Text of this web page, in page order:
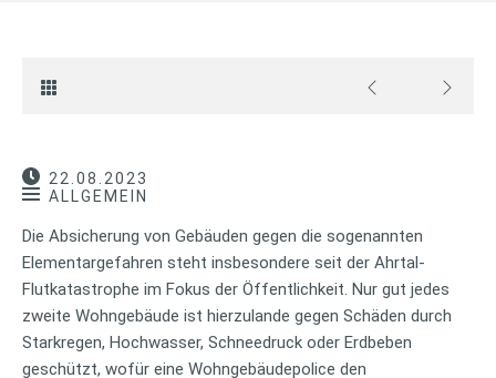
22.08.2023
ALLGEMEIN
Die Absicherung von Gebäuden gegen die sogenannten
Elementargefahren steht insbesondere seit der Ahrtal-
Flutkatastrophe im Fokus der Öffentlichkeit. Nur gut jedes
zweite Wohngebäude ist hierzulande gegen Schäden durch
Starkregen, Hochwasser, Schneedruck oder Erdbeben
geschützt, wofür eine Wohngebäudepolice den